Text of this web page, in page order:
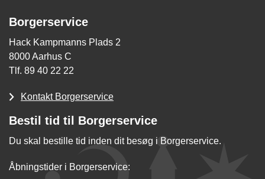
Borgerservice
Hack Kampmanns Plads 2
8000 Aarhus C
Tlf. 89 40 22 22
Kontakt Borgerservice
Bestil tid til Borgerservice
Du skal bestille tid inden dit besøg i Borgerservice.
Åbningstider i Borgerservice: